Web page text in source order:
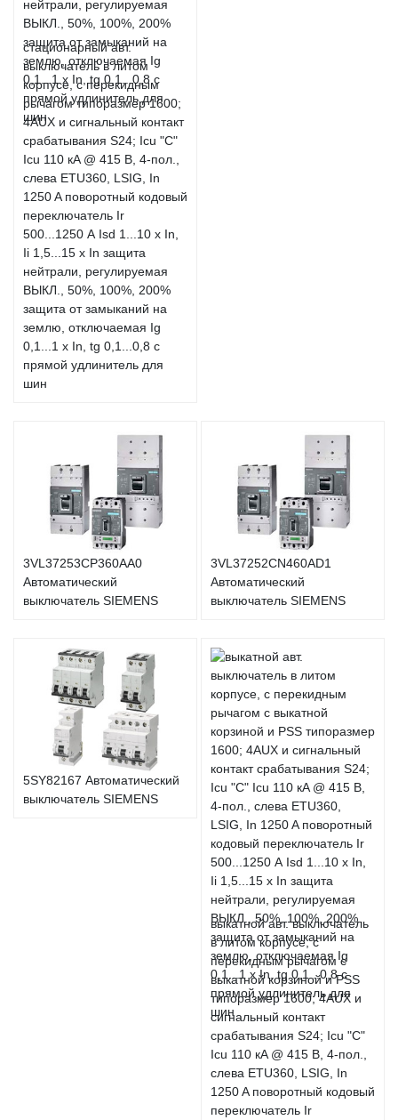
стационарный авт.
выключатель в литом
корпусе, с перекидным
рычагом типоразмер 1600;
4AUX и сигнальный контакт
срабатывания S24; Icu "C"
Icu 110 кA @ 415 В, 4-пол.,
слева ETU360, LSIG, In
1250 A поворотный кодовый
переключатель Ir
500...1250 А Isd 1...10 x In,
Ii 1,5...15 x In защита
нейтрали, регулируемая
ВЫКЛ., 50%, 100%, 200%
защита от замыканий на
землю, отключаемая Ig
0,1...1 x In, tg 0,1...0,8 с
прямой удлинитель для
шин
3VL37253CP360AA0
Автоматический
выключатель SIEMENS
3VL37252CN460AD1
Автоматический
выключатель SIEMENS
5SY82167 Автоматический
выключатель SIEMENS
выкатной авт. выключатель
в литом корпусе, с
перекидным рычагом с
выкатной корзиной и PSS
типоразмер 1600; 4AUX и
сигнальный контакт
срабатывания S24; Icu "C"
Icu 110 кA @ 415 В, 4-пол.,
слева ETU360, LSIG, In
1250 A поворотный кодовый
переключатель Ir